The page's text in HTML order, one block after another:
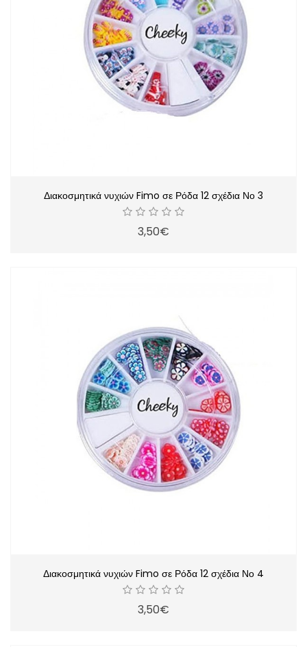
Διακοσμητικά νυχιών Fimo σε Ρόδα 12 σχέδια Νο 3
3,50€
Διακοσμητικά νυχιών Fimo σε Ρόδα 12 σχέδια Νο 4
3,50€